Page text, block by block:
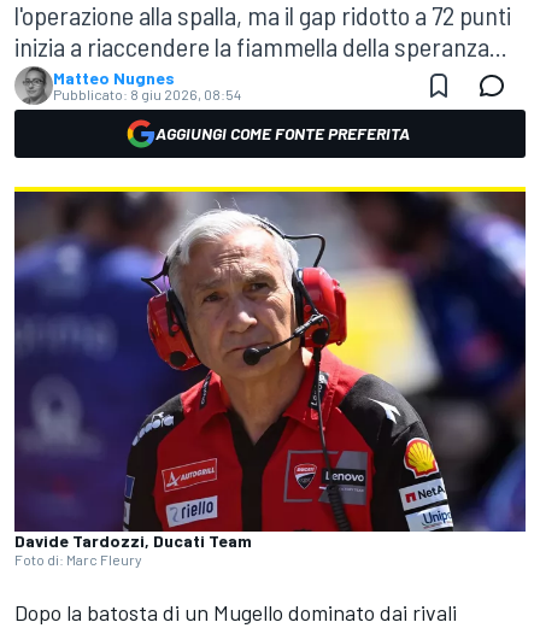
l'operazione alla spalla, ma il gap ridotto a 72 punti
inizia a riaccendere la fiammella della speranza...
Matteo Nugnes
Pubblicato: 8 giu 2026, 08:54
AGGIUNGI COME FONTE PREFERITA
Davide Tardozzi, Ducati Team
Foto di: Marc Fleury
Dopo la batosta di un Mugello dominato dai rivali